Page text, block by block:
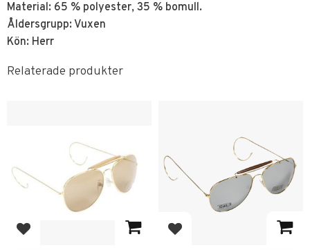
Material: 65 % polyester, 35 % bomull.
Åldersgrupp: Vuxen
Kön: Herr
Relaterade produkter
Lägg till i favoriter Lägg till i favoriter